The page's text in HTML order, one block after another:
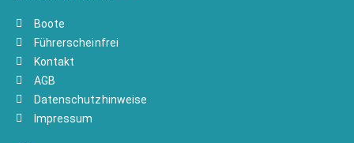
Boote
Führerscheinfrei
Kontakt
AGB
Datenschutzhinweise
Impressum